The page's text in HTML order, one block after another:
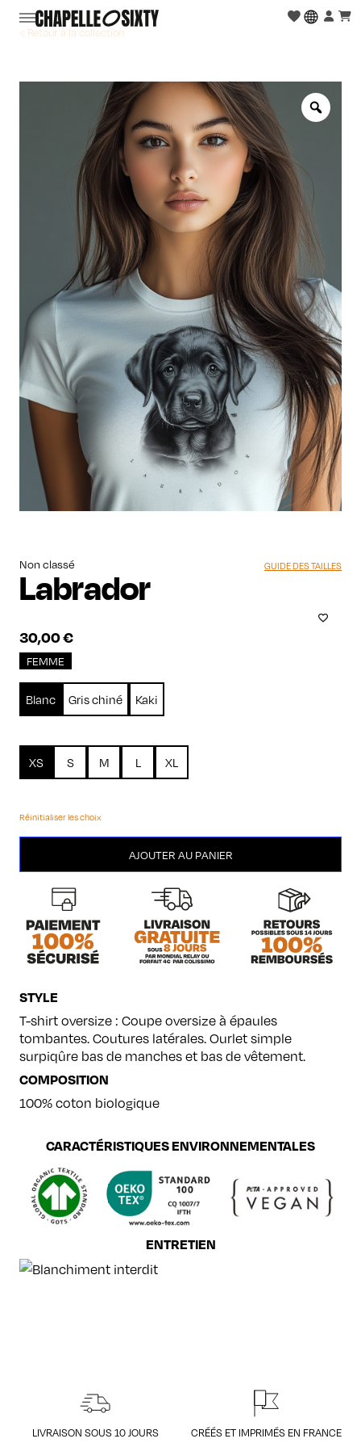
< Retour à la collection
Zoom
Non classé
Labrador
30,00€
GUIDE DES TAILLES
FEMME
Blanc Gris chiné Kaki
XS S M L XL
Réinitialiser les choix
AJOUTER AU PANIER
STYLE
T-shirt oversize : Coupe oversize à épaules
tombantes. Coutures latérales. Ourlet simple
surpiqûre bas de manches et bas de vêtement.
COMPOSITION
100% coton biologique
CARACTÉRISTIQUES ENVIRONNEMENTALES
ENTRETIEN
LIVRAISON SOUS 10 JOURS CRÉÉS ET IMPRIMÉS EN FRANCE